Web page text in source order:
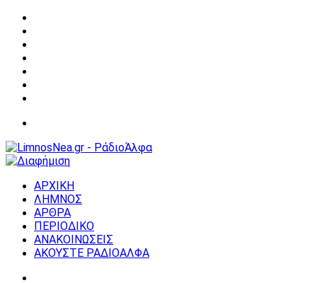
ΑΡΧΙΚΗ
ΛΗΜΝΟΣ
ΑΡΘΡΑ
ΠΕΡΙΟΔΙΚΟ
ΑΝΑΚΟΙΝΩΣΕΙΣ
ΑΚΟΥΣΤΕ ΡΑΔΙΟΑΛΦΑ